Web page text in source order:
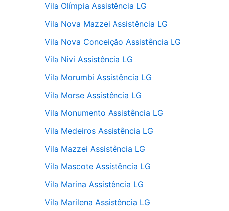
Vila Olímpia Assistência LG
Vila Nova Mazzei Assistência LG
Vila Nova Conceição Assistência LG
Vila Nivi Assistência LG
Vila Morumbi Assistência LG
Vila Morse Assistência LG
Vila Monumento Assistência LG
Vila Medeiros Assistência LG
Vila Mazzei Assistência LG
Vila Mascote Assistência LG
Vila Marina Assistência LG
Vila Marilena Assistência LG